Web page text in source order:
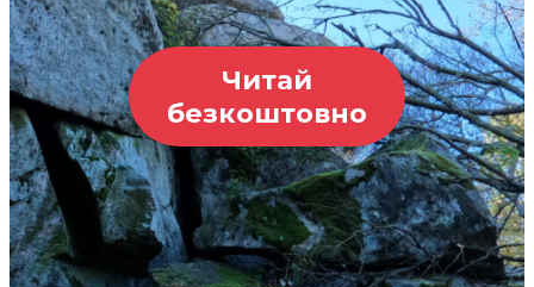
Читай
безкоштовно